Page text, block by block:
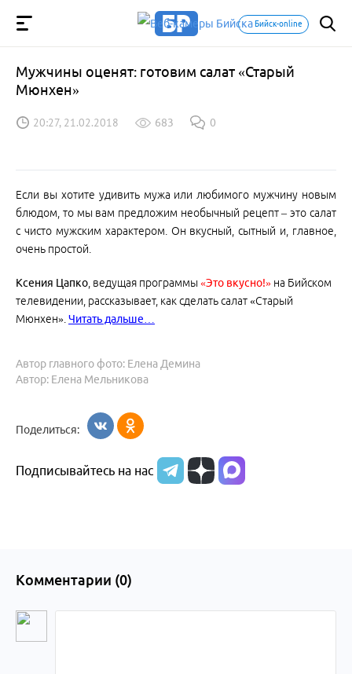
Бийск-online
Мужчины оценят: готовим салат «Старый
Мюнхен»
20:27, 21.02.2018 683 0
Если вы хотите удивить мужа или любимого мужчину новым
блюдом, то мы вам предложим необычный рецепт – это салат
с чисто мужским характером. Он вкусный, сытный и, главное,
очень простой.
Ксения Цапко , ведущая программы «Это вкусно!» на Бийском
телевидении, рассказывает, как сделать салат «Старый
Мюнхен». Читать дальше…
Автор: Елена Мельникова
Автор главного фото: Елена Демина
Поделиться:
Подписывайтесь на нас
Комментарии (0)